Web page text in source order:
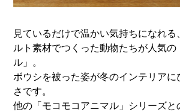
見ているだけで温かい気持ちになれる
ルト素材でつくった動物たちが人気
ル」。
ボウシを被った姿が冬のインテリアに
さです。
他の「モコモコアニマル」シリーズと